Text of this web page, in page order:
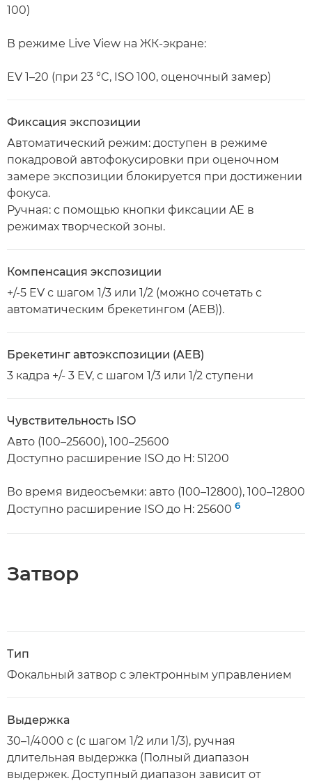
100)
В режиме Live View на ЖК-экране:
EV 1–20 (при 23 °C, ISO 100, оценочный замер)
Фиксация экспозиции
Автоматический режим: доступен в режиме
покадровой автофокусировки при оценочном
замере экспозиции блокируется при достижении
фокуса.
Ручная: с помощью кнопки фиксации AE в
режимах творческой зоны.
Компенсация экспозиции
+/-5 EV с шагом 1/3 или 1/2 (можно сочетать с
автоматическим брекетингом (AEB)).
Брекетинг автоэкспозиции (AEB)
3 кадра +/- 3 EV, с шагом 1/3 или 1/2 ступени
Чувствительность ISO
Авто (100–25600), 100–25600
Доступно расширение ISO до H: 51200
Во время видеосъемки: авто (100–12800), 100–12800
Доступно расширение ISO до H: 25600 6
Затвор
Тип
Фокальный затвор с электронным управлением
Выдержка
30–1/4000 с (с шагом 1/2 или 1/3), ручная
длительная выдержка (Полный диапазон
выдержек. Доступный диапазон зависит от